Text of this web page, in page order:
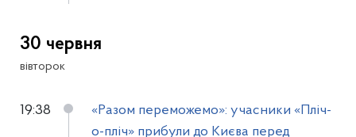
30 червня
вівторок
19:38
«Разом переможемо»: учасники «Пліч-
о-пліч» прибули до Києва перед